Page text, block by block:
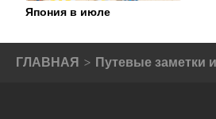
Япония в июле
ГЛАВНАЯ Путевые заметки